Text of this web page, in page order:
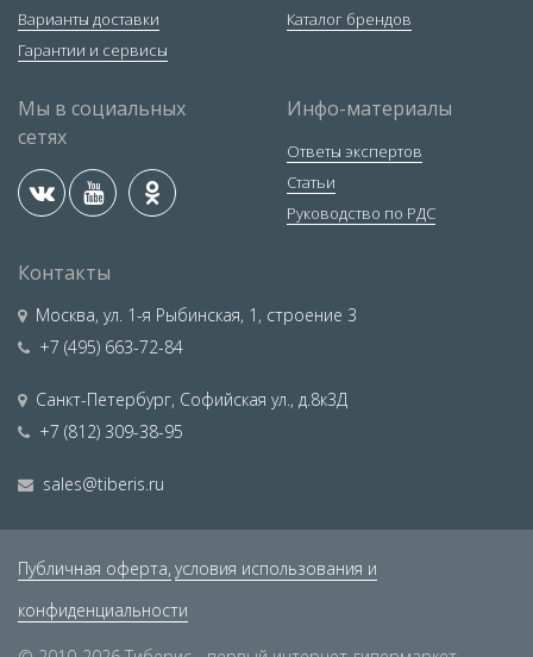
Варианты доставки
Гарантии и сервисы
Каталог брендов
Мы в социальных
сетях
Инфо-материалы
Ответы экспертов
Статьи
Руководство по РДС
Контакты
Москва, ул. 1-я Рыбинская, 1, строение 3
+7 (495) 663-72-84
Санкт-Петербург, Софийская ул., д.8к3Д
+7 (812) 309-38-95
sales@tiberis.ru
Публичная оферта, условия использования и
конфиденциальности